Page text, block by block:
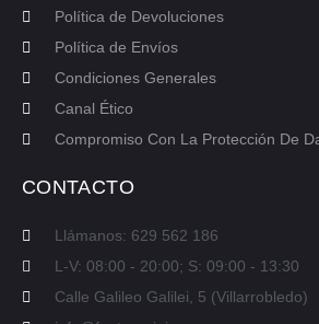
Política de Devoluciones
Política de Envíos
Condiciones Generales
Canal Ético
Compromiso Con La Protección De
CONTACTO
Llámanos: 629 562 186
L-V: 08:00 - 20:00; S: 09:00 - 13:30
Calle Galileo Galilei, 5 (Villarrobledo)